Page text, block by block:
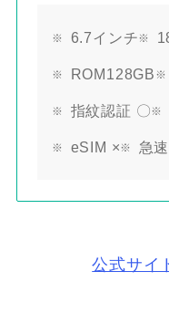
6.7インチ
ROM128GB
指紋認証 〇
eSIM × 急
公式サイ